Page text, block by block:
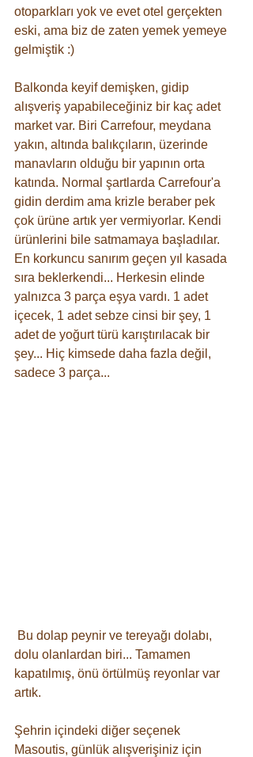
otoparkları yok ve evet otel gerçekten
eski, ama biz de zaten yemek yemeye
gelmiştik :)
Balkonda keyif demişken, gidip
alışveriş yapabileceğiniz bir kaç adet
market var. Biri Carrefour, meydana
yakın, altında balıkçıların, üzerinde
manavların olduğu bir yapının orta
katında. Normal şartlarda Carrefour'a
gidin derdim ama krizle beraber pek
çok ürüne artık yer vermiyorlar. Kendi
ürünlerini bile satmamaya başladılar.
En korkuncu sanırım geçen yıl kasada
sıra beklerkendi... Herkesin elinde
yalnızca 3 parça eşya vardı. 1 adet
içecek, 1 adet sebze cinsi bir şey, 1
adet de yoğurt türü karıştırılacak bir
şey... Hiç kimsede daha fazla değil,
sadece 3 parça...
dolu olanlardan biri... Tamamen
kapatılmış, önü örtülmüş reyonlar var
artık.
Şehrin içindeki diğer seçenek
Masoutis, günlük alışverişiniz için